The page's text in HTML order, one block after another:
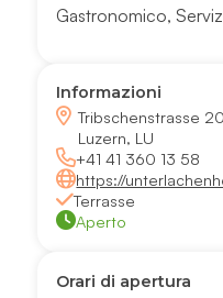
Gastronomico,
Informazioni
Tribschenstrasse
Luzern, LU
+41 41 360 13 58
https://
Terrasse
Aperto
Orari di apertura